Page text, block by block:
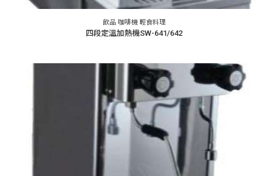
飲品 咖啡機 輕食料理
四段定溫加熱機SW-641/642